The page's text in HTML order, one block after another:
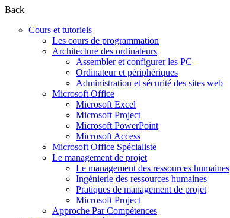
Back
Cours et tutoriels
Les cours de programmation
Architecture des ordinateurs
Assembler et configurer les PC
Ordinateur et périphériques
Administration et sécurité des sites web
Microsoft Office
Microsoft Excel
Microsoft Project
Microsoft PowerPoint
Microsoft Access
Microsoft Office Spécialiste
Le management de projet
Le management des ressources humaines
Ingénierie des ressources humaines
Pratiques de management de projet
Microsoft Project
Approche Par Compétences